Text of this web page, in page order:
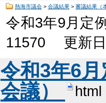
熱海市議会> 会議結果> 審議結果（
令和3年9月定
11570 更新
令和3年6
会議）
html